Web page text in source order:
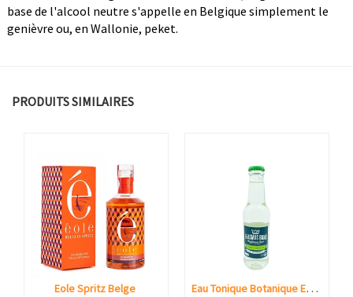
base de l'alcool neutre s'appelle en Belgique simplement le
genièvre ou, en Wallonie, peket.
PRODUITS SIMILAIRES
Eole Spritz Belge Eau Tonique Botanique Erasmus Bond